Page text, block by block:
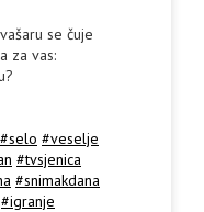
se čuje
za vas:
#selo #veselje
#tvsjenica
#snimakdana
#igranje